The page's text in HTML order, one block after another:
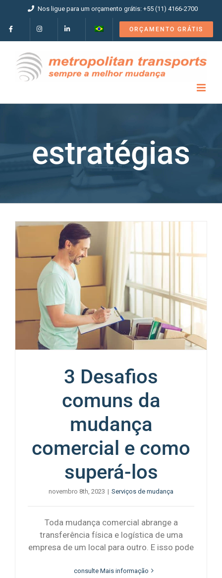
conteúdo
Nos ligue para um orçamento grátis: +55 (11) 4166-2700
ORÇAMENTO GRÁTIS
estratégias
3 Desafios
comuns da
mudança
comercial e como
superá-los
novembro 8th, 2023 | Serviços de mudança
Toda mudança comercial abrange a
transferência física e logística de uma
empresa de um local para outro. E isso pode
consulte Mais informação